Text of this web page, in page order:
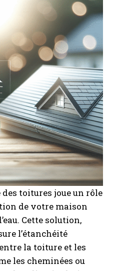
toitures joue un rôle
de votre maison
Cette solution,
l’étanchéité
la toiture et les
les cheminées ou